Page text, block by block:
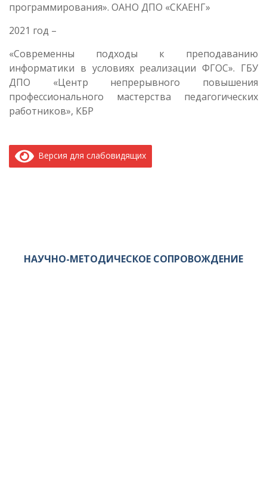
программирования». ОАНО ДПО «СКАЕНГ»
2021 год –
«Современны подходы к преподаванию
информатики в условиях реализации ФГОС». ГБУ
ДПО «Центр непрерывного повышения
профессионального мастерства педагогических
работников», КБР
Версия для слабовидящих
НАУЧНО-МЕТОДИЧЕСКОЕ СОПРОВОЖДЕНИЕ